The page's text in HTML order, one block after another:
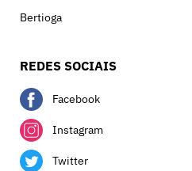
Bertioga
REDES SOCIAIS
Facebook
Instagram
Twitter